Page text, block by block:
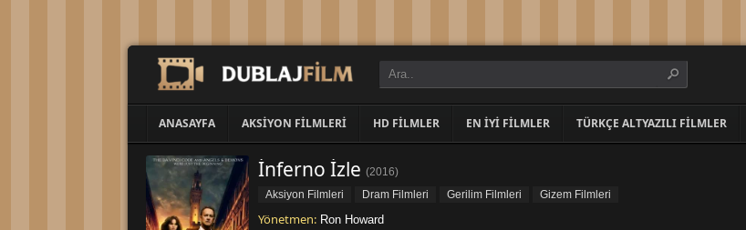
ANASAYFA AKSIYON FILMLERI HD FILMLER EN İYI FILMLER TÜRKÇE ALTYAZILI FILMLER
İnferno İzle (2016)
Aksiyon Filmleri
Dram Filmleri Gerilim Filmleri Gizem Filmleri
Yönetmen: Ron Howard